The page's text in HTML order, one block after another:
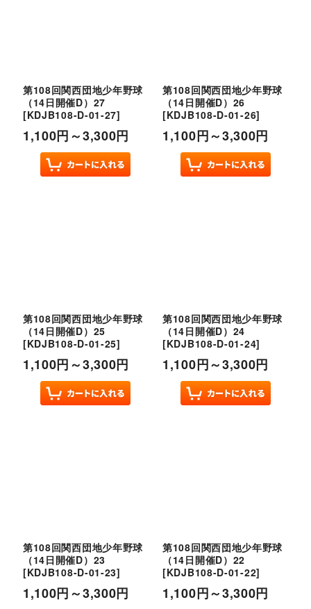
第108回関西団地少年野球
（14日開催D）27
[KDJB108-D-01-27]
1,100円～3,300円
第108回関西団地少年野球
（14日開催D）26
[KDJB108-D-01-26]
1,100円～3,300円
第108回関西団地少年野球
（14日開催D）25
[KDJB108-D-01-25]
1,100円～3,300円
第108回関西団地少年野球
（14日開催D）24
[KDJB108-D-01-24]
1,100円～3,300円
第108回関西団地少年野球
（14日開催D）23
[KDJB108-D-01-23]
1,100円～3,300円
第108回関西団地少年野球
（14日開催D）22
[KDJB108-D-01-22]
1,100円～3,300円